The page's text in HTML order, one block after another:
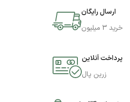
ارسال رایگان
خرید 3 میلیون
پرداخت آنلاین
زرین پال